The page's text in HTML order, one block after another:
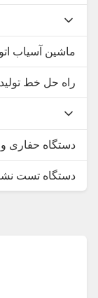
ماشین آسیاب
راه حل خط
دستگاه حفاری
دستگاه تست